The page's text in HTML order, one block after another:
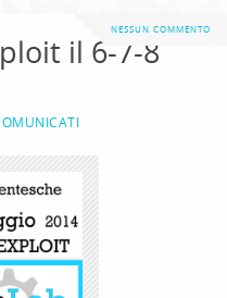
NESSUN COMMENTO
il 6-7-8